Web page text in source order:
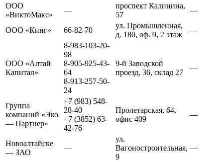
ООО
«ВиктоМакс»
—
проспект Калинина,
57
—
ООО «Кинг» 66-82-70
ул. Промышленная,
д. 180, оф. 9, 2 этаж
—
ООО «Алтай
Капитал»
8-983-103-20-
98
8-905-925-43-
64
8-913-257-50-
24
9-й Заводской
проезд, 36, склад 27
—
Группа
компаний «Эко
— Партнер»
+7 (983) 548-
28-40
+7 (3852) 63-
42-76
Пролетарская, 64,
офис 409
—
Новоалтайске
— ЗАО
—
ул.
Вагоностроительная,
9
—